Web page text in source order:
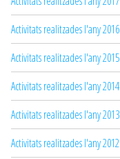
Activitats realitzades l'any 2016
Activitats realitzades l'any 2015
Activitats realitzades l'any 2014
Activitats realitzades l'any 2013
Activitats realitzades l'any 2012